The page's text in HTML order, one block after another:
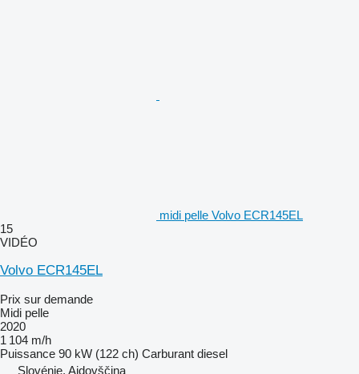
midi pelle Volvo ECR145EL
15
VIDÉO
Volvo ECR145EL
Prix sur demande
Midi pelle
2020
1 104 m/h
Puissance 90 kW (122 ch) Carburant diesel
Slovénie, Ajdovščina